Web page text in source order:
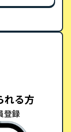
れる方
登録